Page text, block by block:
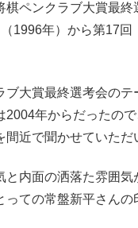
棋ペンクラブ大賞最終
1996年）から第17回
ブ大賞最終選考会のテ
2004年からだったの
近で聞かせていただ
内面の洒落た雰囲気
っての常盤新平さんの